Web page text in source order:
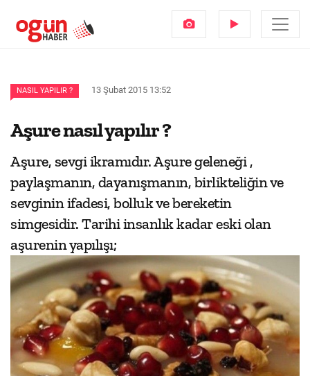
NASIL YAPILIR ? 13 Şubat 2015 13:52
Aşure nasıl yapılır ?
Aşure, sevgi ikramıdır. Aşure geleneği ,
paylaşmanın, dayanışmanın, birlikteliğin ve
sevginin ifadesi, bolluk ve bereketin
simgesidir. Tarihi insanlık kadar eski olan
aşurenin yapılışı;